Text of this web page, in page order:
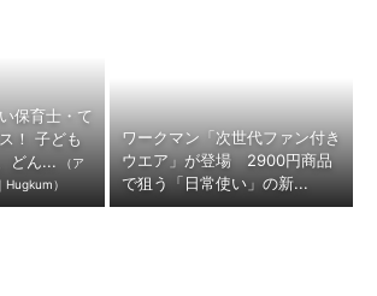
保育士・て
！ 子ども
どん...
（ア
）
ワークマン「次世代ファン付き
ウエア」が登場 2900円商品
で狙う「日常使い」の新...